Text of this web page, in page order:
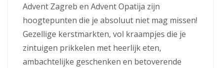
Advent Zagreb en Advent Opatija zijn
hoogtepunten die je absoluut niet mag missen!
Gezellige kerstmarkten, vol kraampjes die je
zintuigen prikkelen met heerlijk eten,
ambachtelijke geschenken en betoverende